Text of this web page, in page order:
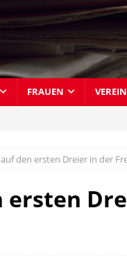
FRAUEN VEREIN
den ersten Dreier in der
ersten